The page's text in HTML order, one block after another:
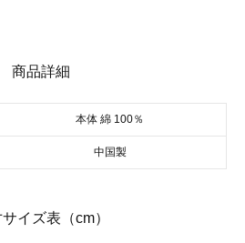
商品詳細
本体 綿 100％
中国製
イズ表（cm）